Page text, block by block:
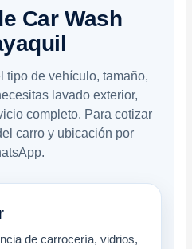
Car Wash
tipo de vehículo, tamaño,
lavado exterior,
completo. Para cotizar
carro y ubicación por
de carrocería, vidrios,